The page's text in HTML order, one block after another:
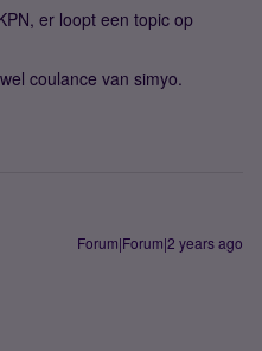
er loopt een topic op
coulance van simyo.
Forum|Forum|2 years ago